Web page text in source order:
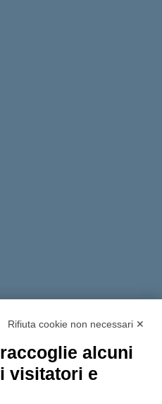
Rifiuta cookie non necessari ✕
alcuni
visitatori e